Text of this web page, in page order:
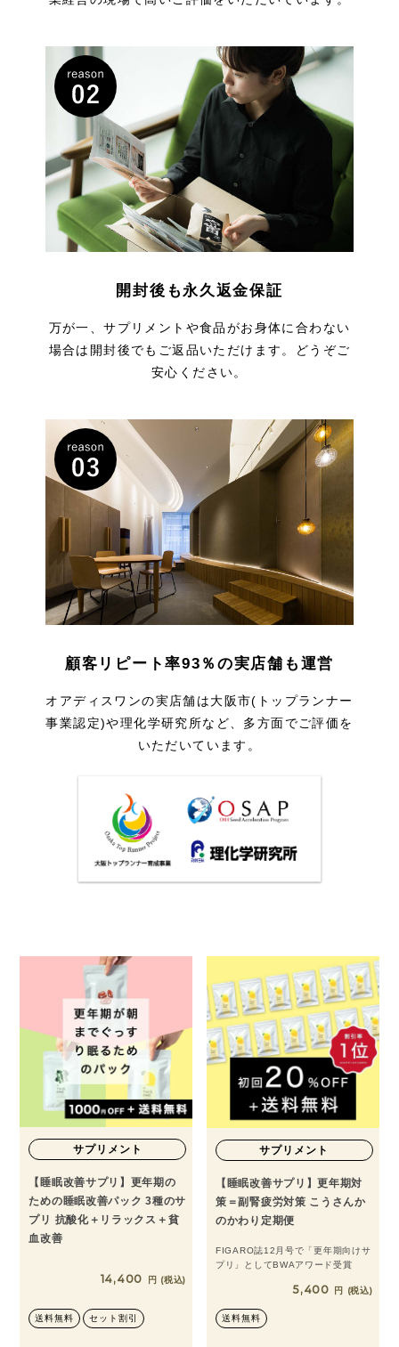
開封後も永久返金保証
万が一、サプリメントや食品がお身体に合わない
場合は開封後でもご返品いただけます。どうぞご
安心ください。
顧客リピート率93％の実店舗も運営
オアディスワンの実店舗は大阪市(トップランナー
事業認定)や理化学研究所など、多方面でご評価を
いただいています。
サプリメント
【睡眠改善サプリ】更年期の
ための睡眠改善パック 3種のサ
プリ 抗酸化＋リラックス＋貧
血改善
14,400 税込
送料無料 セット割引
サプリメント
【睡眠改善サプリ】更年期対
策＝副腎疲労対策 こうさんか
のかわり定期便
FIGARO誌12月号で「更年期向けサ
プリ」としてBWAアワード受賞
5,400 税込
送料無料